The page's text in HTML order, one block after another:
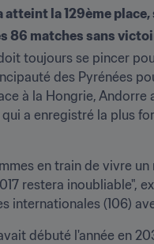
atteint la 129ème
86 matches sans
toujours se pincer
des Pyrénées
à la Hongrie, Andorre
a enregistré la plus
en train de vivre
restera inoubliable",
internationales (106)
débuté l'année en